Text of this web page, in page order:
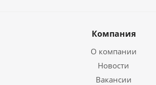
Компания
О компании
Новости
Вакансии